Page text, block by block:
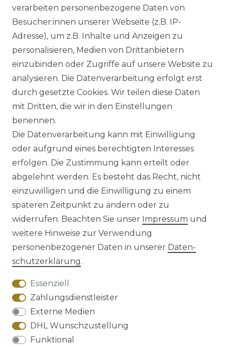
Authentic klein - Elastische
Damen Sport und Freizeit
Hose aus Baumwollmix
(03024)
ab 54,95 € *
Impressum Daten­schutz­erklärung
AGB Barrierefreiheitserklärung
Widerrufs­recht
verarbeiten personenbezogene Daten von
Besucher:innen unserer Webseite (z.B. IP-
Adresse), um z.B. Inhalte und Anzeigen zu
personalisieren, Medien von Drittanbietern
einzubinden oder Zugriffe auf unsere Website zu
analysieren. Die Datenverarbeitung erfolgt erst
durch gesetzte Cookies. Wir teilen diese Daten
mit Dritten, die wir in den Einstellungen
benennen.
Die Datenverarbeitung kann mit Einwilligung
oder aufgrund eines berechtigten Interesses
erfolgen. Die Zustimmung kann erteilt oder
abgelehnt werden. Es besteht das Recht, nicht
einzuwilligen und die Einwilligung zu einem
späteren Zeitpunkt zu ändern oder zu
widerrufen. Beachten Sie unser Impressum und
weitere Hinweise zur Verwendung
personenbezogener Daten in unserer Daten­
schutz­erklärung.
Essenziell
Zahlungsdienstleister
Externe Medien
DHL Wunschzustellung
Funktional